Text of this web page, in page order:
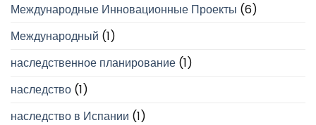
Международные Инновационные Проекты (6)
Международный (1)
наследственное планирование (1)
наследство (1)
наследство в Испании (1)